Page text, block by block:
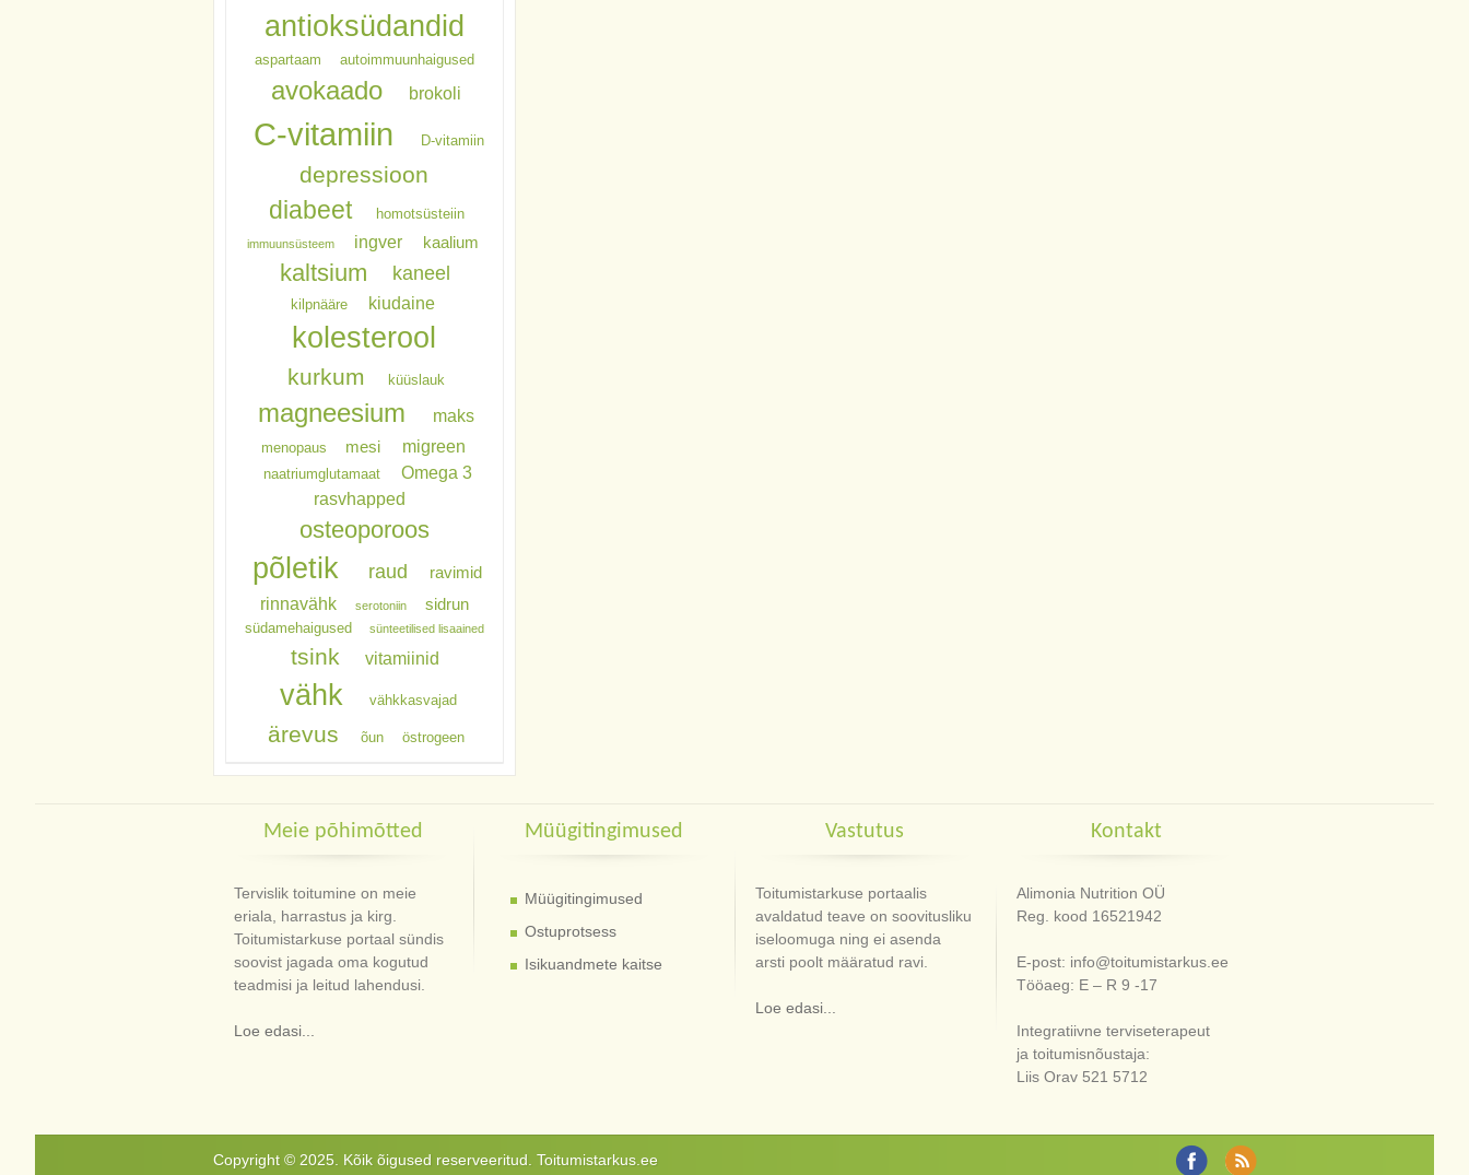
antioksüdandid
aspartaam autoimmuunhaigused
avokaado brokoli
C-vitamiin D-vitamiin
depressioon
diabeet homotsüsteiin
immuunsüsteem ingver kaalium
kaltsium kaneel
kilpnääre kiudaine
kolesterool
kurkum küüslauk
magneesium maks
menopaus mesi migreen
naatriumglutamaat
Omega 3
rasvhapped
osteoporoos
põletik raud ravimid
rinnavähk serotoniin sidrun
südamehaigused sünteetilised lisaained
tsink vitamiinid
vähk vähkkasvajad
ärevus õun östrogeen
Meie põhimõtted
Tervislik toitumine on meie
eriala, harrastus ja kirg.
Toitumistarkuse portaal sündis
soovist jagada oma kogutud
teadmisi ja leitud lahendusi.
Loe edasi...
Müügitingimused
Müügitingimused
Ostuprotsess
Isikuandmete kaitse
Vastutus
Toitumistarkuse portaalis
avaldatud teave on soovitusliku
iseloomuga ning ei asenda
arsti poolt määratud ravi.
Loe edasi...
Kontakt
Alimonia Nutrition OÜ
Reg. kood 16521942
E-post: info@toitumistarkus.ee
Tööaeg: E – R 9 -17
Integratiivne terviseterapeut
ja toitumisnõustaja:
Liis Orav 521 5712
Copyright © 2025. Kõik õigused reserveeritud. Toitumistarkus.ee